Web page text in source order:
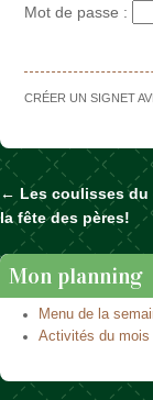
Mot de passe :
CRÉER UN SIGNET
Naviguer
← Les coulisses du
la fête des pères!
Mon planning
Menu de la
Activités du mois